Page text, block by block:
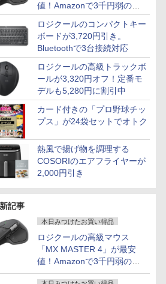
値！Amazonで3千円弱の割
引
ロジクールのコンパクトキー
ボードが3,720円引き。
Bluetoothで3台接続対応
ロジクールの高級トラックボ
ールが3,320円オフ！定番モ
デルも5,280円に割引中
カード付きの「プロ野球チッ
プス」が24袋セットでオトク
熱風で揚げ物を調理する
COSORIのエアフライヤーが
2,000円引き
記事
本日みつけたお買い得品
ロジクールの高級マウス
「MX MASTER 4」が最安
値！Amazonで3千円弱の割
引